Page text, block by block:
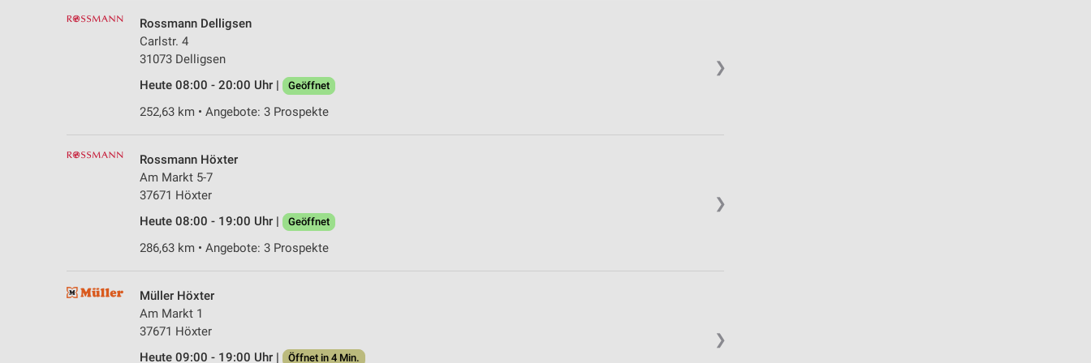
❯
Rossmann Delligsen
Carlstr. 4
31073 Delligsen
Heute 08:00 - 20:00 Uhr |
Geöffnet
252,63 km • Angebote: 3 Prospekte
❯
Rossmann Höxter
Am Markt 5-7
37671 Höxter
Heute 08:00 - 19:00 Uhr |
Geöffnet
286,63 km • Angebote: 3 Prospekte
❯
Müller Höxter
Am Markt 1
37671 Höxter
Heute 09:00 - 19:00 Uhr |
Öffnet in 4 Min.